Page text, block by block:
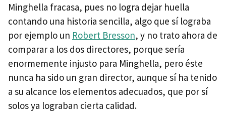
Minghella fracasa, pues no logra dejar huella
contando una historia sencilla, algo que sí lograba
por ejemplo un Robert Bresson, y no trato ahora de
comparar a los dos directores, porque sería
enormemente injusto para Minghella, pero éste
nunca ha sido un gran director, aunque sí ha tenido
a su alcance los elementos adecuados, que por sí
solos ya lograban cierta calidad.